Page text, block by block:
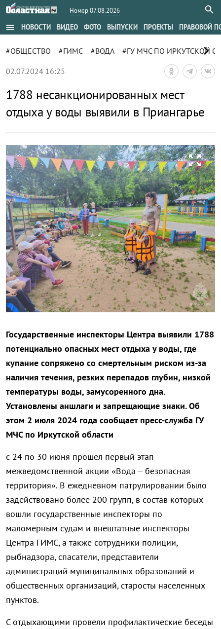
Номер 07.08.2026
menu НОВОСТИ ВИДЕО ФОТО ВЫПУСКИ ПРОЕКТЫ ПРАВОВОЙ
#ОБЩЕСТВО #ГИМС #ВОДА #ГУ МЧС ПО ИРКУТСКОЙ
chevron_right
02.07.2024 16:25
1788 несанкционированных мест
отдыха у воды выявили в Приангарье
zoom_out_map
Государственные инспекторы Центра выявили 1788
потенциально опасных мест отдыха у воды, где
купание сопряжено со смертельным риском из-за
наличия течения, резких перепадов глубин, низкой
температуры воды, замусоренного дна.
Установлены аншлаги и запрещающие знаки. Об
этом 2 июля 2024 года сообщает пресс-служба ГУ
МЧС по Иркутской области
с 24 по 30 июня прошел первый этап
межведомственной акции «Вода – безопасная
территория». В ежедневном патрулировании было
задействовано более 200 групп, в состав которых
вошли государственные инспекторы по
маломерным судам и внештатные инспекторы
Центра ГИМС, а также сотрудники полиции,
рыбнадзора, спасатели, представители
администраций муниципальных образований и
общественных организаций, старосты населенных
пунктов.
С отдыхающими провели профилактические беседы